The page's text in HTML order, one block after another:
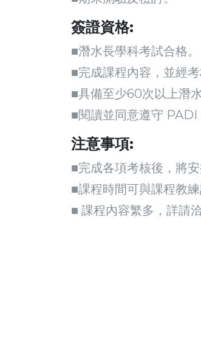
簽證資格:
■潛水長學科考試合格。
■完成課程內容，並經考
■具備至少60次以上潛
■閱讀並同意遵守
注意事項:
■完成各項考核後，將
■課程時間可與課程教練
■ 課程內容繁多，詳請